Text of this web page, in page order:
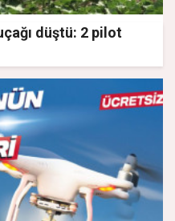
düştü: 2 pilot